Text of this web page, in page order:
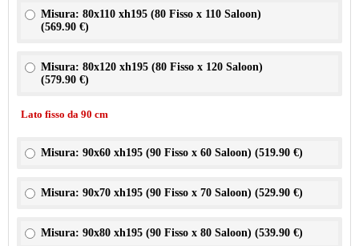
Misura: 80x110 xh195 (80 Fisso x 110 Saloon)
(569.90 €)
Misura: 80x120 xh195 (80 Fisso x 120 Saloon)
(579.90 €)
Lato fisso da 90 cm
Misura: 90x60 xh195 (90 Fisso x 60 Saloon) (519.90 €)
Misura: 90x70 xh195 (90 Fisso x 70 Saloon) (529.90 €)
Misura: 90x80 xh195 (90 Fisso x 80 Saloon) (539.90 €)